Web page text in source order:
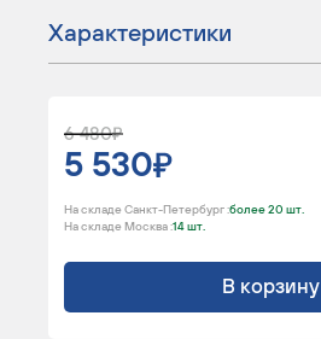
Характеристики
6 480
5 530
На складе Санкт-Петербург :более 20 шт.
На складе Москва :14 шт.
В корзину